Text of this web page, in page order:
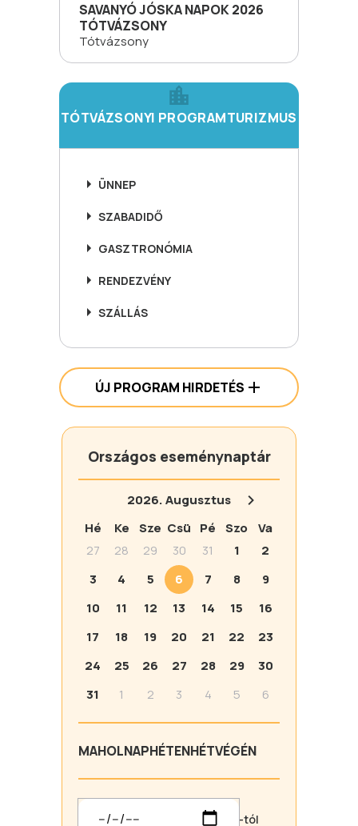
SAVANYÓ JÓSKA NAPOK 2026
TÓTVÁZSONY
Tótvázsony
TÓTVÁZSONYI PROGRAMTURIZMUS
ÜNNEP
SZABADIDŐ
GASZTRONÓMIA
RENDEZVÉNY
SZÁLLÁS
ÚJ PROGRAM HIRDETÉS
Országos eseménynaptár
2026.Augusztus
Hé
Ke Sze Csü Pé Szo
Va
27
28 29 30 31 1
2
3
4 5 6 7 8
9
10
11 12 13 14 15
16
17
18 19 20 21 22
23
24
25 26 27 28 29
30
31
1 2 3 4 5 6
MAHOLNAPHÉTENHÉTVÉGÉN
-tól